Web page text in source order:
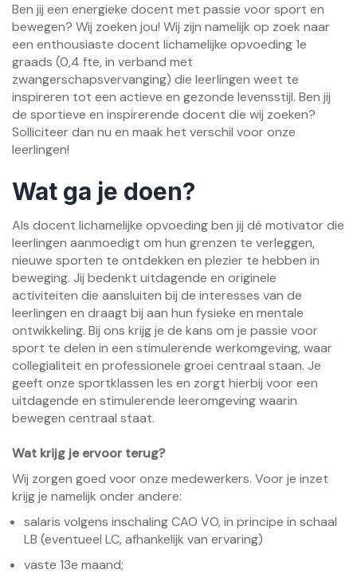
Ben jij een energieke docent met passie voor sport en
bewegen? Wij zoeken jou! Wij zijn namelijk op zoek naar
een enthousiaste docent lichamelijke opvoeding 1e
graads (0,4 fte, in verband met
zwangerschapsvervanging) die leerlingen weet te
inspireren tot een actieve en gezonde levensstijl. Ben jij
de sportieve en inspirerende docent die wij zoeken?
Solliciteer dan nu en maak het verschil voor onze
leerlingen!
Wat ga je doen?
Als docent lichamelijke opvoeding ben jij dé motivator die
leerlingen aanmoedigt om hun grenzen te verleggen,
nieuwe sporten te ontdekken en plezier te hebben in
beweging. Jij bedenkt uitdagende en originele
activiteiten die aansluiten bij de interesses van de
leerlingen en draagt bij aan hun fysieke en mentale
ontwikkeling. Bij ons krijg je de kans om je passie voor
sport te delen in een stimulerende werkomgeving, waar
collegialiteit en professionele groei centraal staan. Je
geeft onze sportklassen les en zorgt hierbij voor een
uitdagende en stimulerende leeromgeving waarin
bewegen centraal staat.
Wat krijg je ervoor terug?
Wij zorgen goed voor onze medewerkers. Voor je inzet
krijg je namelijk onder andere:
salaris volgens inschaling CAO VO, in principe in schaal
LB (eventueel LC, afhankelijk van ervaring)
vaste 13e maand;